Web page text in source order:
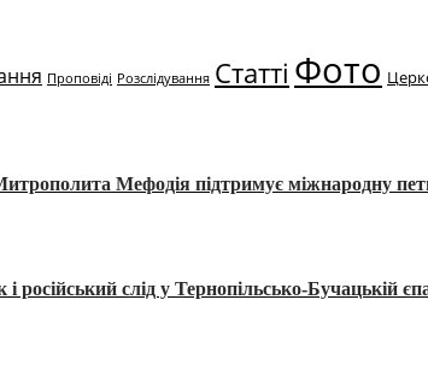
Проповіді Розслідування Статті Фото
Мефодія підтримує міжнародну
слід у Тернопільсько-Бучацькій